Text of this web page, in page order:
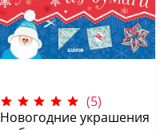
(5)
Новогодние украшения